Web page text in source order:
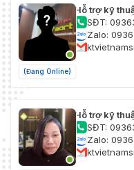
(Đang Online)
Hỗ trợ kỹ
SĐT:
Zalo:
Hỗ trợ kỹ
SĐT:
Zalo: